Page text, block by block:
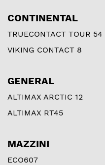
CONTINENTAL
TRUECONTACT TOUR 54
VIKING CONTACT 8
GENERAL
ALTIMAX ARCTIC 12
ALTIMAX RT45
MAZZINI
ECO607